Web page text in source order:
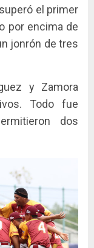
el primer
por encima de
jonrón de tres
y Zamora
Todo fue
dos